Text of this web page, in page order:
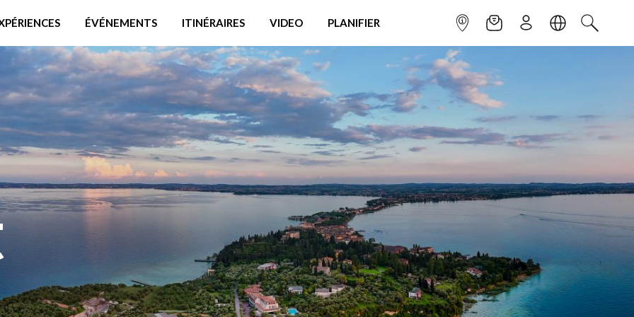
ÉVÉNEMENTS ITINÉRAIRES VIDEO PLANIFIER POINT INFONEWSLETTER
S'INSCRIRELANGUE